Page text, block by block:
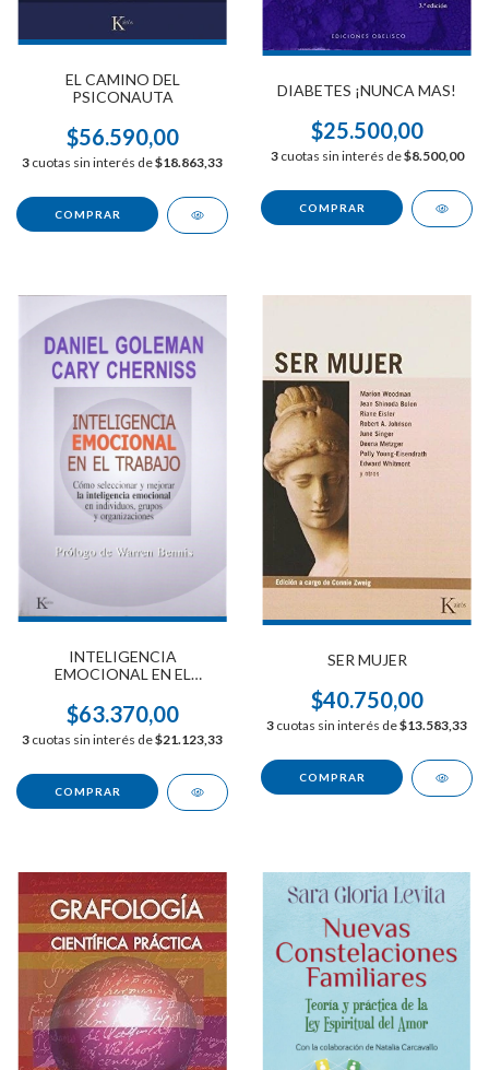
EL CAMINO DEL
PSICONAUTA
$56.590,00
3 cuotas sin interés de$18.863,33
DIABETES ¡NUNCA MAS!
$25.500,00
3 cuotas sin interés de$8.500,00
INTELIGENCIA
EMOCIONAL EN EL
$63.370,00
3 cuotas sin interés de$21.123,33
SER MUJER
$40.750,00
3 cuotas sin interés de$13.583,33